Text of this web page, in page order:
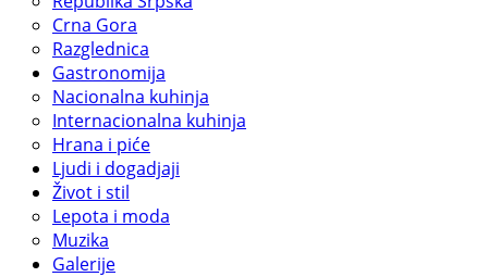
Crna Gora
Razglednica
Gastronomija
Nacionalna kuhinja
Internacionalna kuhinja
Hrana i piće
Ljudi i dogadjaji
Život i stil
Lepota i moda
Muzika
Galerije